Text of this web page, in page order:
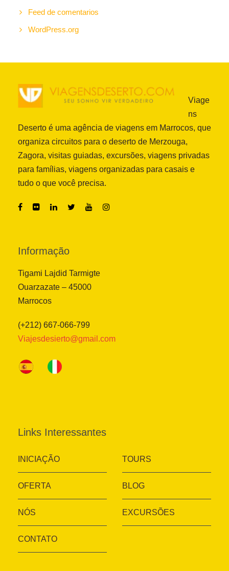
Feed de comentarios
WordPress.org
Viage
ns
Deserto é uma agência de viagens em Marrocos, que
organiza circuitos para o deserto de Merzouga,
Zagora, visitas guiadas, excursões, viagens privadas
para famílias, viagens organizadas para casais e
tudo o que você precisa.
Informação
Tigami Lajdid Tarmigte
Ouarzazate – 45000
Marrocos
(+212) 667-066-799
Viajesdesierto@gmail.com
Links Interessantes
INICIAÇÃO TOURS
OFERTA BLOG
NÓS EXCURSÕES
CONTATO